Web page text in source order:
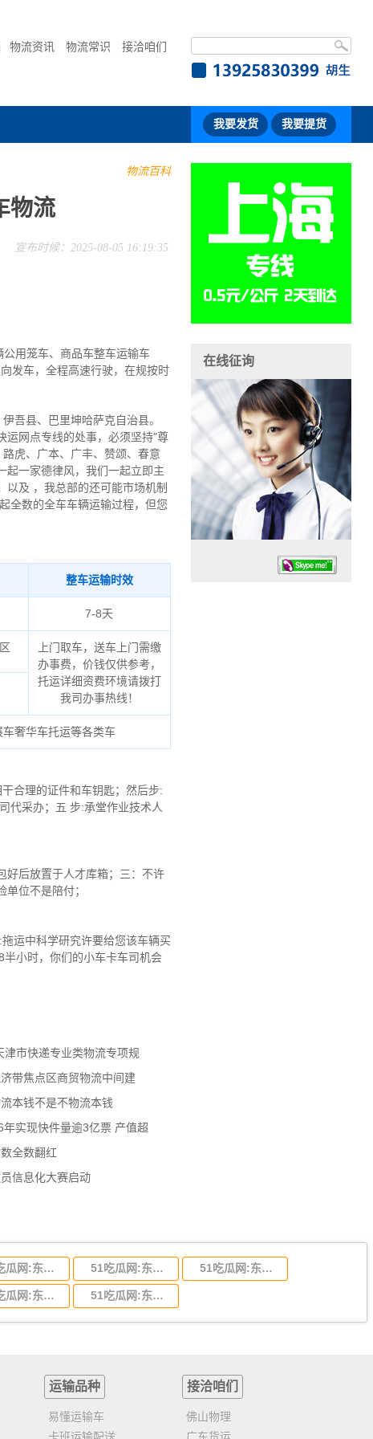
物流资讯 物流常识 接洽咱们
我要发货 我要提货
物流百科
物流
宣布时候：2025-08-05 16:19:35
发车，全程高速行驶，在规按时
吾县、巴里坤哈萨克自治县。
运网点专线的处事，必须坚持"尊
虎、广本、广丰、赞颂、春意
起一家德律风，我们一起立即主
及 ，我总部的还可能市场机制
全数的全车车辆运输过程，但您
整车运输时效
7-8天
上门取车，送车上门需缴
办事费，价钱仅供参考，
托运详细资费环境请拨打
我司办事热线！
奢华车托运等各类车
合理的证件和车钥匙；然后步:
代采办；五 步:承堂作业技术人
好后放置于人才库箱；三：不许
位不是陪付；
运中科学研究许要给您该车辆买
小时，你们的小车卡车司机会
市快递专业类物流专项规
带焦点区商贸物流中间建
本钱不是不物流本钱
实现快件量逾3亿票 产值超
全数翻红
信息化大赛启动
在线征询
51吃瓜网:东莞到陕西省物流运输,东莞到陕西省物流公司 51吃瓜网:东莞到贵州省物流运输,东莞到贵州省物流公司 51吃瓜网:东莞到四川省物流专线,东莞到四川省物流公司
51吃瓜网:东莞到福建省物流运输,东莞到福建省物流公司 51吃瓜网:东莞到广西物流专线,东莞到广西物流公司
运输品种
易懂运输车
接洽咱们
佛山物理